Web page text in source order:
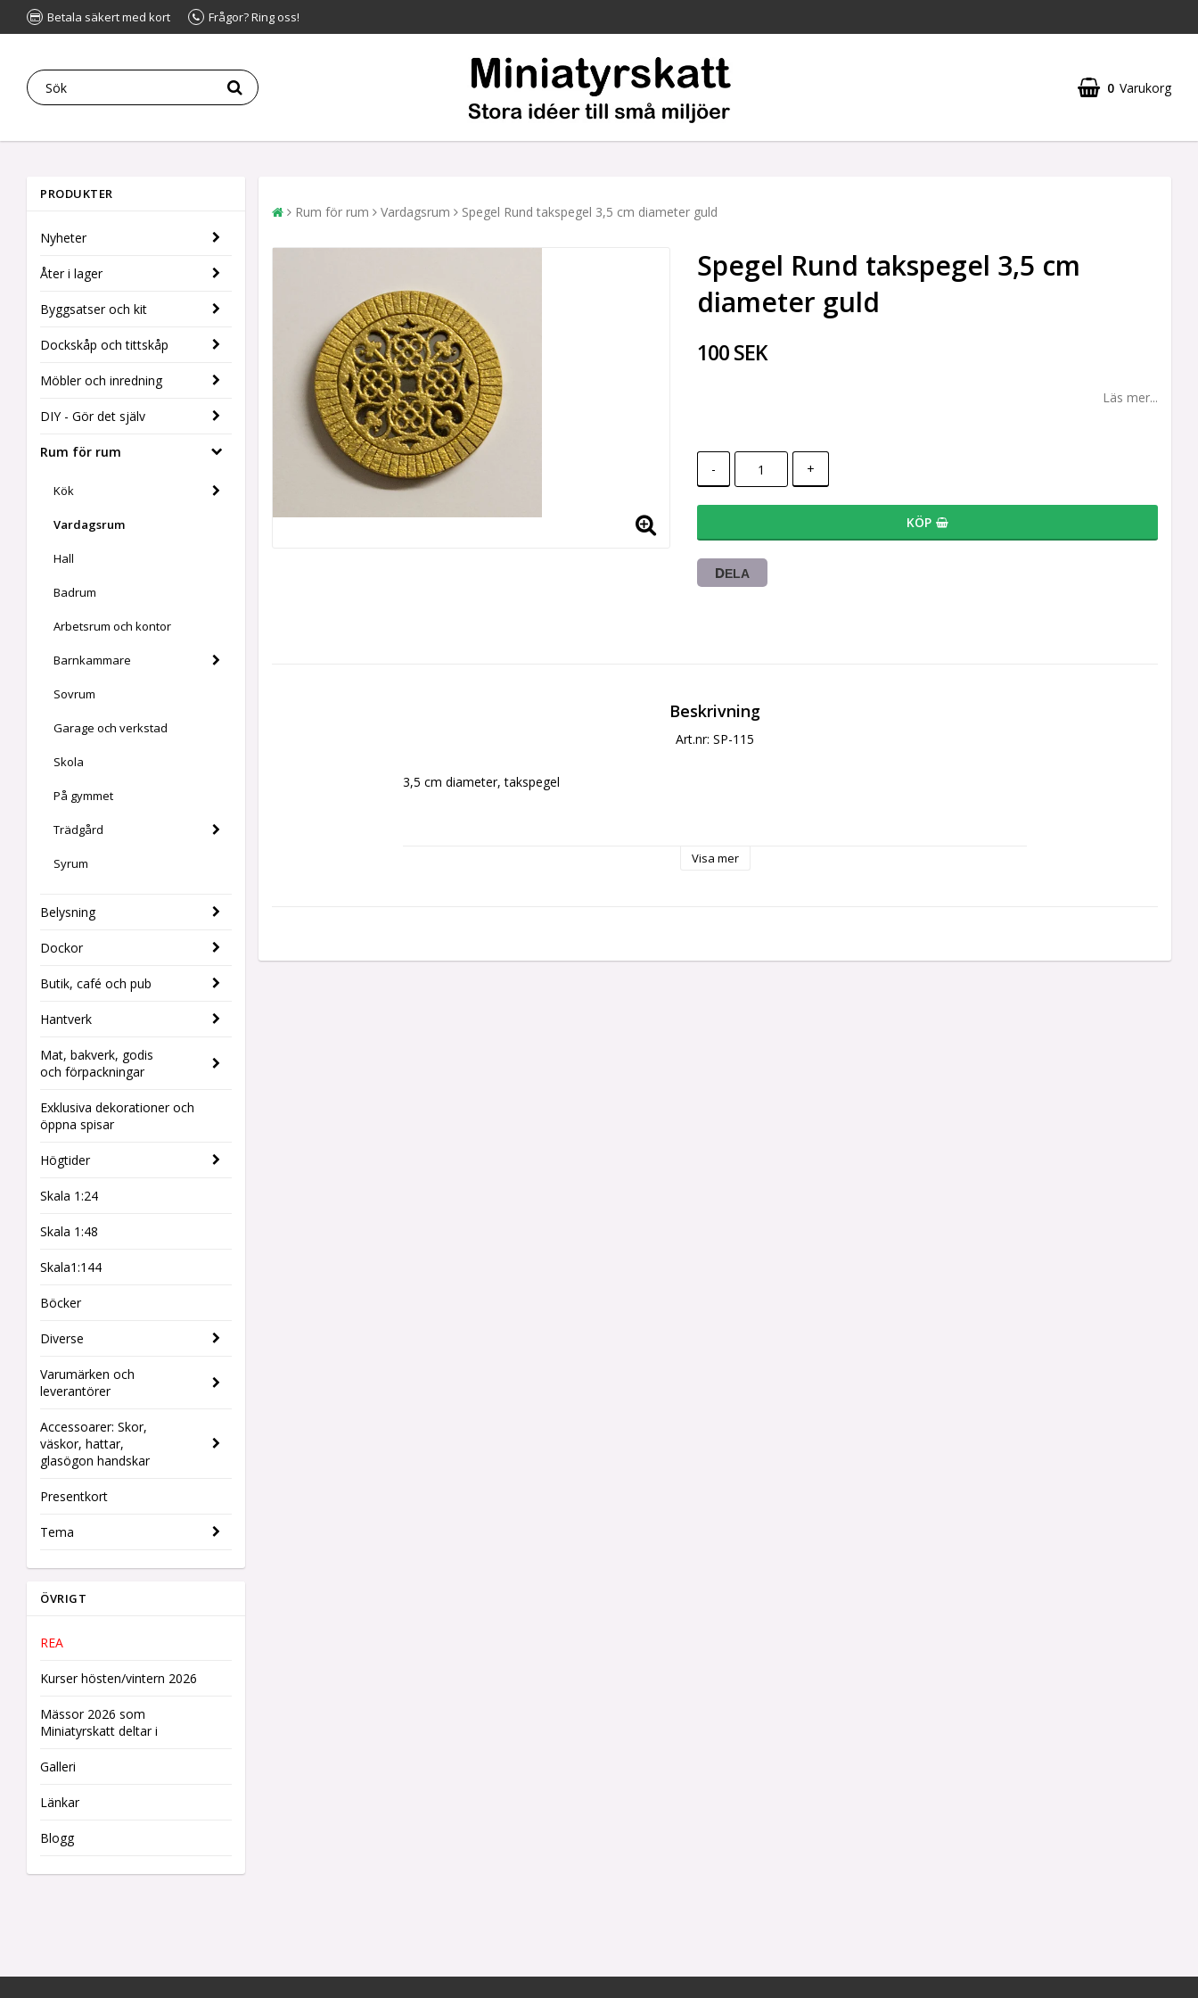
Betala säkert med kort Frågor? Ring oss!
0 Varukorg
PRODUKTER
Nyheter
Åter i lager
Byggsatser och kit
Dockskåp och tittskåp
Möbler och inredning
DIY - Gör det själv
Rum för rum
Kök
Vardagsrum
Hall
Badrum
Arbetsrum och kontor
Barnkammare
Sovrum
Garage och verkstad
Skola
På gymmet
Trädgård
Syrum
Belysning
Dockor
Butik, café och pub
Hantverk
Mat, bakverk, godis
och förpackningar
Exklusiva dekorationer och
öppna spisar
Högtider
Skala 1:24
Skala 1:48
Skala1:144
Böcker
Diverse
Varumärken och
leverantörer
Accessoarer: Skor,
väskor, hattar,
glasögon handskar
Presentkort
Tema
ÖVRIGT
REA
Kurser hösten/vintern 2026
Mässor 2026 som
Miniatyrskatt deltar i
Galleri
Länkar
Blogg
Rum för rum Vardagsrum Spegel Rund takspegel 3,5 cm diameter guld
Spegel Rund takspegel 3,5 cm
diameter guld
100 SEK
Läs mer...
- +
KÖP
DELA
Beskrivning
Art.nr: SP-115
3,5 cm diameter, takspegel
Visa mer